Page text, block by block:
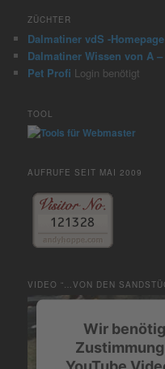
ZÜCHTER
Dalmatiner vdS -Homepage
Dalmatiner Wissen von A –
Pet Profi Login benötigt
TOOL
AUFRUFE SEIT MAI 2009
VIDEO “…VON DEN
Wir